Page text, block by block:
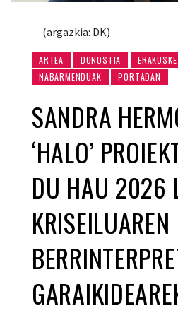
(argazkia: DK)
ARTEA DONOSTIA
NABARMENDUAK
PORTADAN
SANDRA
‘HALO’
DU HAU 2026
KRISEILUAREN